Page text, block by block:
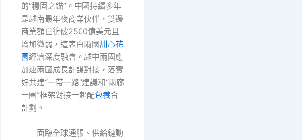
的“穩固之錨”。中國持續多年
是越南最年夜商業伙伴，雙邊
商業額已衝破2500億美元且
增加微弱，這表白兩國甜心花
園經濟深度融會。越中兩國應
加速兩國成長計謀對接，落實
好共建“一帶一路”建議和“兩廊
一圈”框架對接一起配包養合
計劃。
面臨全球通脹、供給鏈動